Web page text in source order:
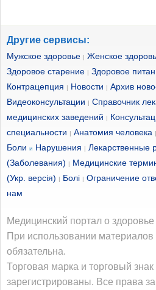
Другие сервисы:
Мужское здоровье | Женское
Здоровое старение | Здоровое
Контрацепция | Новости | Архив
Видеоконсультации | Справочник
медицинских заведений |
специальности | Анатомия человека |
Боли и Нарушения | Лекарственные
(Заболевания) | Медицинские
(Укр. версія) | Болі | Ограничение
нам
Медицинский портал о
При использовании материалов
обязательна.
Торговая марка и торговый
зарегистрированы. Все права